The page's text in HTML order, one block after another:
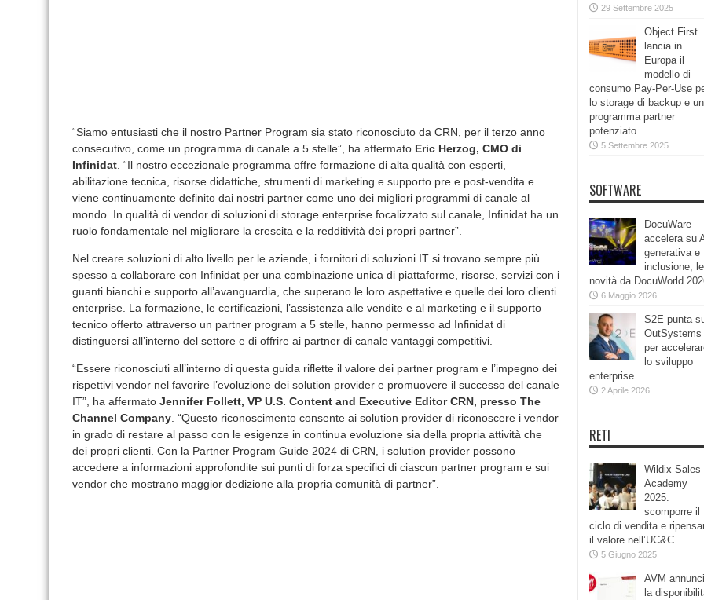
“Siamo entusiasti che il nostro Partner Program sia stato riconosciuto da CRN, per il terzo anno
consecutivo, come un programma di canale a 5 stelle”, ha affermato Eric Herzog, CMO di
Infinidat . “Il nostro eccezionale programma offre formazione di alta qualità con esperti,
abilitazione tecnica, risorse didattiche, strumenti di marketing e supporto pre e post-vendita e
viene continuamente definito dai nostri partner come uno dei migliori programmi di canale al
mondo. In qualità di vendor di soluzioni di storage enterprise focalizzato sul canale, Infinidat ha un
ruolo fondamentale nel migliorare la crescita e la redditività dei propri partner”.
Nel creare soluzioni di alto livello per le aziende, i fornitori di soluzioni IT si trovano sempre più
spesso a collaborare con Infinidat per una combinazione unica di piattaforme, risorse, servizi con i
guanti bianchi e supporto all’avanguardia, che superano le loro aspettative e quelle dei loro clienti
enterprise. La formazione, le certificazioni, l’assistenza alle vendite e al marketing e il supporto
tecnico offerto attraverso un partner program a 5 stelle, hanno permesso ad Infinidat di
distinguersi all’interno del settore e di offrire ai partner di canale vantaggi competitivi.
“Essere riconosciuti all’interno di questa guida riflette il valore dei partner program e l’impegno dei
rispettivi vendor nel favorire l’evoluzione dei solution provider e promuovere il successo del canale
IT”, ha affermato Jennifer Follett, VP U.S. Content and Executive Editor CRN, presso The
Channel Company . “Questo riconoscimento consente ai solution provider di riconoscere i vendor
in grado di restare al passo con le esigenze in continua evoluzione sia della propria attività che
dei propri clienti. Con la Partner Program Guide 2024 di CRN, i solution provider possono
accedere a informazioni approfondite sui punti di forza specifici di ciascun partner program e sui
vendor che mostrano maggior dedizione alla propria comunità di partner”.
29 Settembre 2025
Object First
lancia in
Europa il
modello di
consumo Pay-Per-Use
lo storage di backup e un
programma partner
potenziato
5 Settembre 2025
SOFTWARE
DocuWare
accelera su
generativa e
inclusione, le
novità da DocuWorld
6 Maggio 2026
S2E punta
OutSystems
per
lo sviluppo
enterprise
2 Aprile 2026
RETI
Wildix Sales
Academy
2025:
scomporre il
ciclo di vendita e
il valore nell’UC&C
5 Giugno 2025
AVM
la